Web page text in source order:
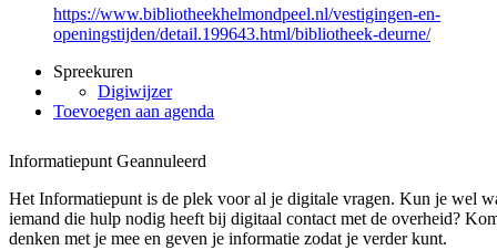
https://www.bibliotheekhelmondpeel.nl/vestigingen-en-
openingstijden/detail.199643.html/bibliotheek-deurne/
Spreekuren
Digiwijzer
Toevoegen aan agenda
Informatiepunt Geannuleerd
Het Informatiepunt is de plek voor al je digitale vragen. Kun je wel
iemand die hulp nodig heeft bij digitaal contact met de overheid?
denken met je mee en geven je informatie zodat je verder kunt.